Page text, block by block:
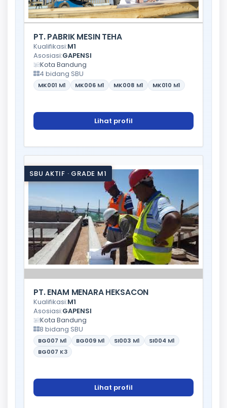
PT. PABRIK MESIN TEHA
Kualifikasi:M1
Asosiasi:GAPENSI
Kota Bandung
4 bidang SBU
MK001 M1 MK006 M1 MK008 M1 MK010 M1
Lihat profil
SBU AKTIF · GRADE M1
PT. ENAM MENARA HEKSACON
Kualifikasi:M1
Asosiasi:GAPENSI
Kota Bandung
8 bidang SBU
BG007 M1 BG009 M1 SI003 M1 SI004 M1
BG007 K3
Lihat profil